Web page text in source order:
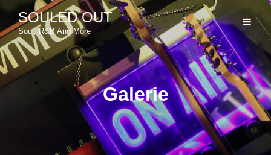
SOULED OUT
Soul, R&B And More
Galerie